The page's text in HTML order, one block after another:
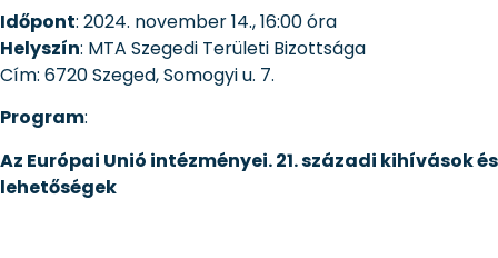
Időpont: 2024. november 14., 16:00 óra
Helyszín: MTA Szegedi Területi Bizottsága
Cím: 6720 Szeged, Somogyi u. 7.
Program:
Az Európai Unió intézményei. 21. századi kihívások és
lehetőségek